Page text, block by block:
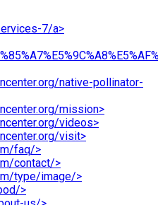
7/a>
native-pollinator-
mission>
videos>
visit>
faq/>
contact/>
type/image/>
>